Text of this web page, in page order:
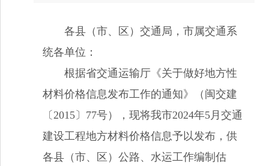
各县（市、区）交通局，市属交通系
统各单位 ：
根据省交通运输厅《关于做好地方性
材料价格信息发布工作的通知》（闽交建
〔 2015〕77号），现将我市2024年5月交通
建设工程地方材料价格信息予以发布，供
各县（市、区）公路、水运工作编制估